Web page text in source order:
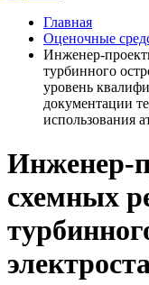
Главная
Оценочные
Инженер-
турбинного
уровень
документации
использования
Инженер-
схемных